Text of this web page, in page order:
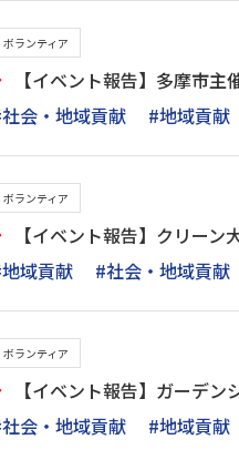
ボランティア
【イベント報告】多摩市
会・地域貢献
#地域貢献
ボランティア
【イベント報告】クリーン
域貢献
#社会・地域貢献
ボランティア
【イベント報告】ガーデ
会・地域貢献
#地域貢献